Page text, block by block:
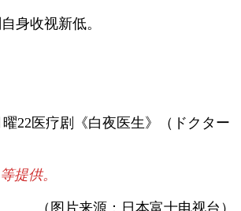
身收视新低。
22医疗剧《白夜医生》（ドクター
提供。